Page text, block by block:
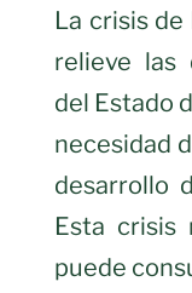
La crisis
relieve las
del Estado
necesidad
desarrollo
Esta crisis
puede